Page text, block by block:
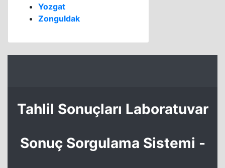
Yozgat
Zonguldak
Tahlil Sonuçları Laboratuvar
Sonuç Sorgulama Sistemi -